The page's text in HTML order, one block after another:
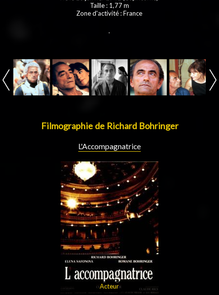
Taille : 1,77 m
Zone d'activité : France
.
Filmographie de Richard Bohringer
L'Accompagnatrice
Acteur